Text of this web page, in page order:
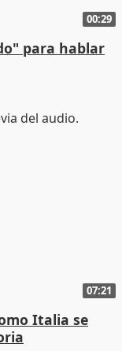
00:29
para hablar
07:21
Italia se